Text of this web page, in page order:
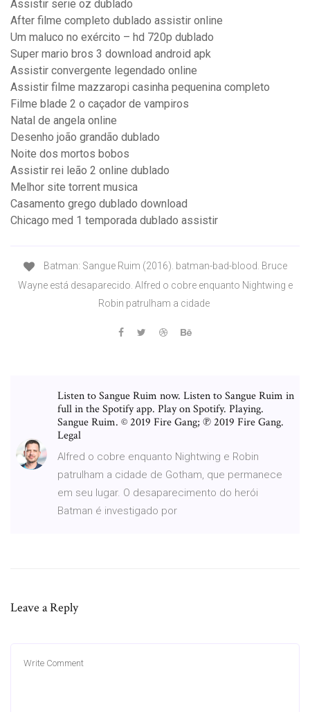
Assistir serie oz dublado
After filme completo dublado assistir online
Um maluco no exército – hd 720p dublado
Super mario bros 3 download android apk
Assistir convergente legendado online
Assistir filme mazzaropi casinha pequenina completo
Filme blade 2 o caçador de vampiros
Natal de angela online
Desenho joão grandão dublado
Noite dos mortos bobos
Assistir rei leão 2 online dublado
Melhor site torrent musica
Casamento grego dublado download
Chicago med 1 temporada dublado assistir
Batman: Sangue Ruim (2016). batman-bad-blood. Bruce
Wayne está desaparecido. Alfred o cobre enquanto Nightwing e
Robin patrulham a cidade
Listen to Sangue Ruim now. Listen to Sangue Ruim in
full in the Spotify app. Play on Spotify. Playing.
Sangue Ruim. © 2019 Fire Gang; ℗ 2019 Fire Gang.
Legal
Alfred o cobre enquanto Nightwing e Robin
patrulham a cidade de Gotham, que permanece
em seu lugar. O desaparecimento do herói
Batman é investigado por
Leave a Reply